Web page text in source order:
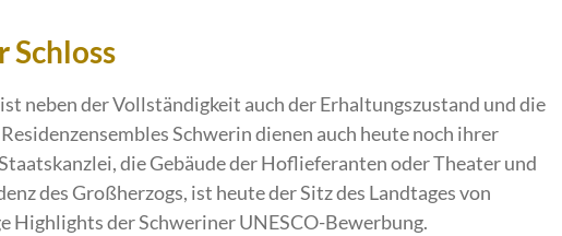
Schloss
neben der Vollständigkeit auch der Erhaltungszustand und die
Schwerin dienen auch heute noch ihrer
die Gebäude der Hoflieferanten oder Theater und
des Großherzogs, ist heute der Sitz des Landtages von
Highlights der Schweriner UNESCO-Bewerbung.